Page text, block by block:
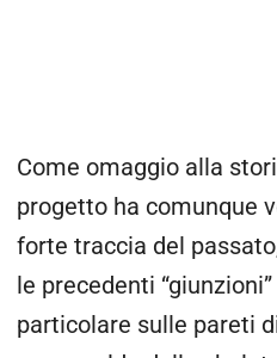
Come omaggio alla
progetto ha comunque
forte traccia del
le precedenti
particolare sulle pareti